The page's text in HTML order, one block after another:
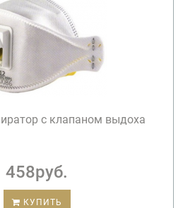
с клапаном выдоха
458руб.
КУПИТЬ